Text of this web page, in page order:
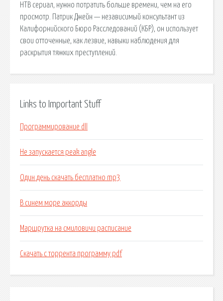
НТВ сериал, нужно потратить больше времени, чем на его
просмотр. Патрик Джейн — независимый консультант из
Калифорнийского Бюро Расследований (КБР), он использует
свои отточенные, как лезвие, навыки наблюдения для
раскрытия тяжких преступлений.
Links to Important Stuff
Программирование dll
Не запускается peak angle
Один день скачать бесплатно mp3
В синем море аккорды
Маршрутка на смиловичи расписание
Скачать с торрента программу pdf